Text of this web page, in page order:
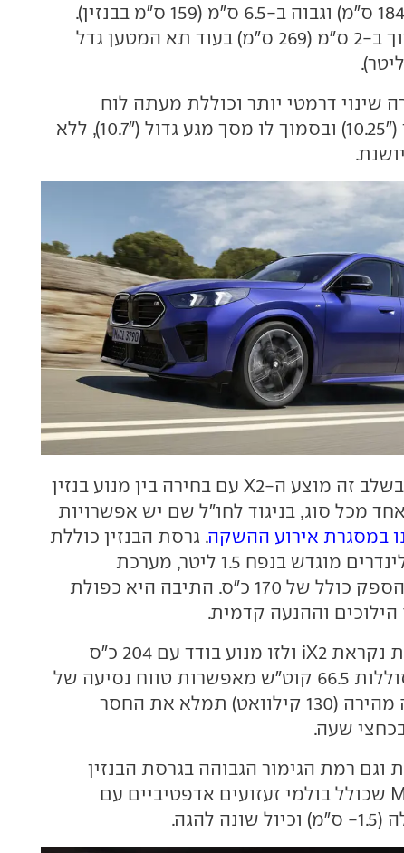
רחב ב-2 ס"מ (184.5 ס"מ) וגבוה ב-6.5 ס"מ (159 ס"מ בבנזין).
בסיס גלגלים ארוך ב-2 ס"מ (269 ס"מ) בעוד תא המטען גדל
שינוי דרמטי יותר וכוללת מעתה לוח
מחוונים דיגיטלי ("10.25) ובסמוך לו מסך מגע גדול ("10.7), ללא
בשלב זה מוצע ה-X2 עם בחירה בין מנוע בנזין
מכל סוג, בניגוד לחו"ל שם יש אפשרויות
במסגרת אירוע ההשקה. גרסת הבנזין כוללת
מנוע שלושה צילינדרים מוגדש בנפח 1.5 ליטר, מערכת
היברידית קלה והספק כולל של 170 כ"ס. התיבה היא כפולת
וההנעה קדמית.
הגרסה החשמלית נקראת iX2 ולזו מנוע בודד עם 204 כ"ס
והנעה קדמית. סוללות 66.5 קוט"ש מאפשרות טווח נסיעה של
450 ק"מ, וטעינה מהירה (130 קילוואט) תמלא את החסר
רמת הגימור הגבוהה בגרסת הבנזין
מגיעות במפרט M שכולל בולמי זעזועים אדפטיביים עם
להגה.